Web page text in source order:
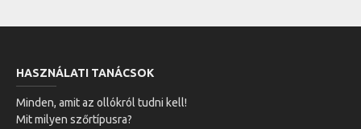
HASZNÁLATI TANÁCSOK
Minden, amit az ollókról tudni kell!
Mit milyen szőrtípusra?